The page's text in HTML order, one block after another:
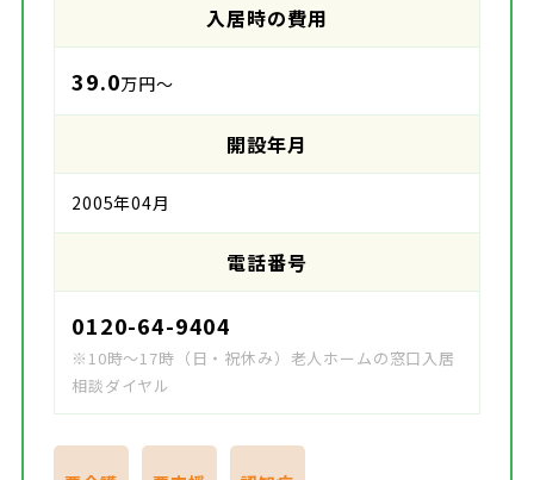
入居時の費用
39.0万円～
開設年月
2005年04月
電話番号
0120-64-9404
※10時～17時（日・祝休み）老人ホームの窓口入居
相談ダイヤル